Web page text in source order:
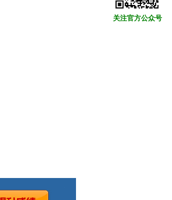
关注官方公众号